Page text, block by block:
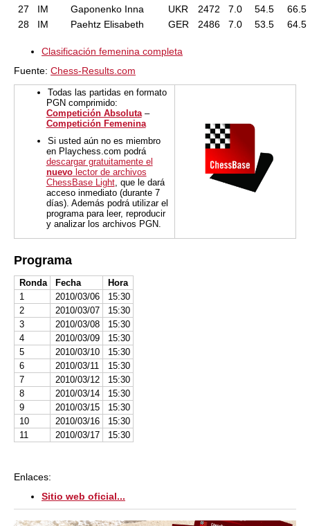
27
IM Gaponenko Inna UKR 2472 7.0 54.5
66.5
28
IM Paehtz Elisabeth GER 2486 7.0 53.5 64.5
Clasificación femenina completa
Fuente: Chess-Results.com
Todas las partidas en formato
PGN comprimido:
Competición Absoluta–
Competición Femenina
Si usted aún no es miembro
en Playchess.com podrá
descargar gratuitamente el
nuevolector de archivos
ChessBase Light, que le dará
acceso inmediato (durante 7
días). Además podrá utilizar el
programa para leer, reproducir
y analizar los archivos PGN.
Programa
Ronda Fecha
Hora
1
2010/03/06
15:30
2
2010/03/07
15:30
3
2010/03/08
15:30
4
2010/03/09
15:30
5
2010/03/10
15:30
6
2010/03/11
15:30
7
2010/03/12
15:30
8
2010/03/14
15:30
9
2010/03/15
15:30
10
2010/03/16
15:30
11
2010/03/17 15:30
Enlaces:
Sitio web oficial...